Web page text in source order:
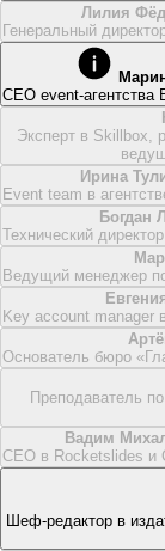
Лилия
Генеральный
CEO event-
Эксперт в Skillbox,
Ирина
Event team в
Богдан
Технический
Ведущий менеджер
Key account manager
Основатель бюро
Преподаватель
Вадим
CEO в Rocketslides и
Шеф-редактор в